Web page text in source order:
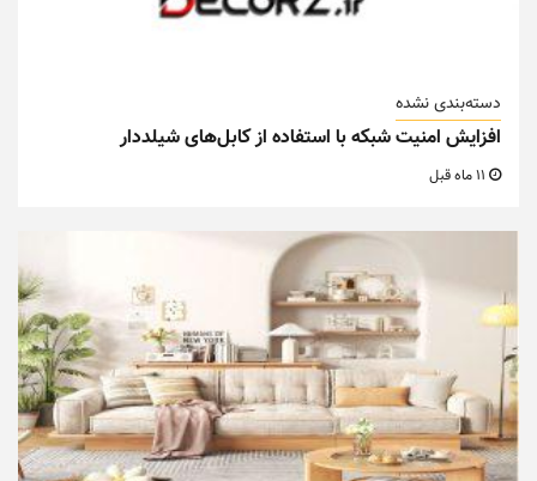
دسته‌بندی نشده
افزایش امنیت شبکه با استفاده از کابل‌های شیلددار